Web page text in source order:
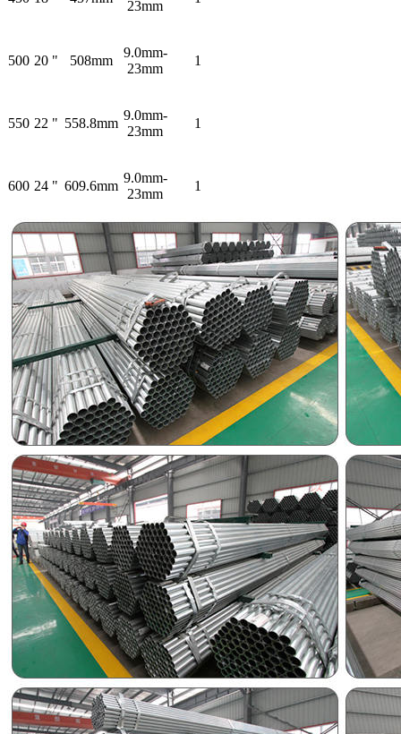
23mm
500 20 " 508mm
9.0mm-
23mm
1
550 22 " 558.8mm
9.0mm-
23mm
1
600 24 " 609.6mm
9.0mm-
23mm
1